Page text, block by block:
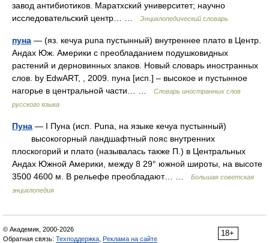
завод антибиотиков. Маратхский университет; научно
исследовательский центр… …
Энциклопедический словарь
пуна — (яз. кечуа puna пустынный) внутреннее плато в Центр.
Андах Юж. Америки с преобладанием подушковидных
растений и дерновинных злаков. Новый словарь иностранных
слов. by EdwART, , 2009. пуна [исп.] – высокое и пустынное
нагорье в центральной части… …
Словарь иностранных слов
русского языка
Пуна — I Пуна (исп. Puna, на языке кечуа пустынный)
высокогорный ландшафтный пояс внутренних
плоскогорий и плато (называлась также П.) в Центральных
Андах Южной Америки, между 8 29° южной широты, на высоте
3500 4600 м. В рельефе преобладают… …
Большая советская
энциклопедия
18+
© Академик, 2000-2026
Обратная связь: Техподдержка Реклама на сайте